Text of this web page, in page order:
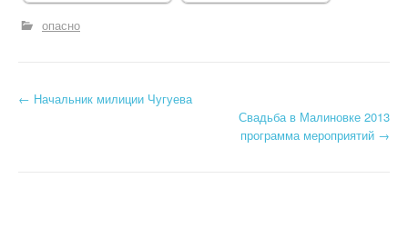
опасно
Post navigation
← Начальник милиции Чугуева
Свадьба в Малиновке 2013
программа мероприятий →